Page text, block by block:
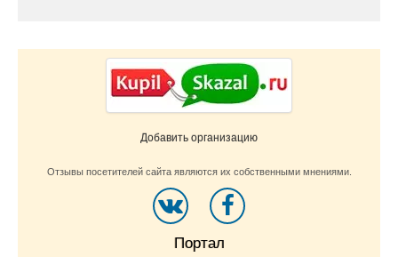
Добавить организацию
Отзывы посетителей сайта являются их собственными мнениями.
Портал